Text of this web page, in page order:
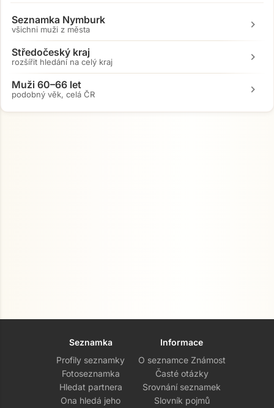
Seznamka Nymburk
všichni muži z města chevron_right
Středočeský kraj
rozšířit hledání na celý kraj chevron_right
Muži 60–66 let
podobný věk, celá ČR chevron_right
Seznamka
Profily seznamky
Fotoseznamka
Hledat partnera
Ona hledá jeho
Informace
O seznamce Známost
Časté otázky
Srovnání seznamek
Slovník pojmů